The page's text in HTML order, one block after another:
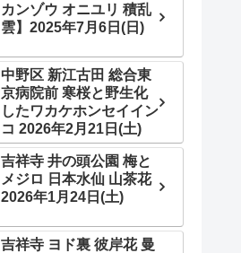
カンゾウ オニユリ 積乱
雲】2025年7月6日(日)
中野区 新江古田 総合東
京病院前 寒桜と野生化
したワカケホンセイイン
コ 2026年2月21日(土)
吉祥寺 井の頭公園 梅と
メジロ 日本水仙 山茶花
2026年1月24日(土)
吉祥寺 ヨド裏 彼岸花 曼